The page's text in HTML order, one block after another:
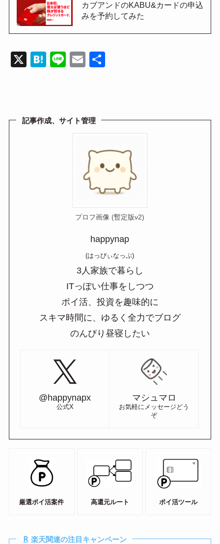
カブアンドのKABU&カードの申込
みを予約してみた
X
H
a
Li
E
記事作成、サイト管理
プロフ画像 (暫定版v2)
happynap
(はっぴぃなっぷ)
3人家族で暮らし
ITっぽい仕事をしつつ
ポイ活、投資を趣味的に
スキマ時間に、ゆるく全力でブログ
のんびり昼寝したい
@happynapx
公式X
マシュマロ
お気軽にメッセージどう
ぞ
厳選ポイ活案件 高還元ルート ポイ活ツール
楽天関連の注目キャンペーン